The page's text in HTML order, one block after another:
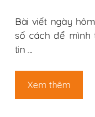
Bài viết ngày
số cách để mình
tin …
Xem thêm